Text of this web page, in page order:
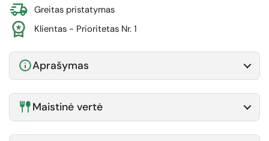
Greitas pristatymas
Klientas - Prioritetas Nr. 1
Aprašymas
Maistinė vertė